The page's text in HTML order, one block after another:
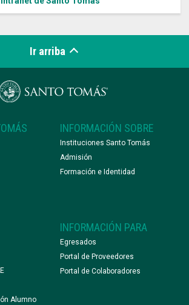
Ir arriba
INFORMACIÓN SOBRE
Instituciones Santo Tomás
Admisión
Formación e Identidad
Alumno
INFORMACIÓN PARA
Egresados
Portal de Proveedores
Portal de Colaboradores